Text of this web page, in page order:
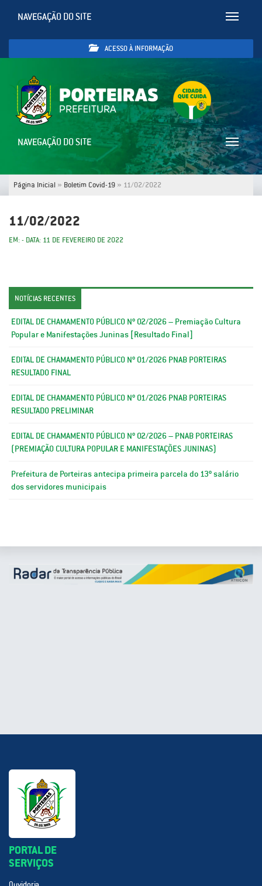
Toggle
NAVEGAÇÃO DO SITE
ACESSO À INFORMAÇÃO
Toggle
NAVEGAÇÃO DO SITE
Página Inicial » Boletim Covid-19 » 11/02/2022
11/02/2022
EM: - DATA: 11 DE FEVEREIRO DE 2022
NOTÍCIAS RECENTES
EDITAL DE CHAMAMENTO PÚBLICO Nº 02/2026 – Premiação Cultura
Popular e Manifestações Juninas [Resultado Final]
EDITAL DE CHAMAMENTO PÚBLICO Nº 01/2026 PNAB PORTEIRAS
RESULTADO FINAL
EDITAL DE CHAMAMENTO PÚBLICO Nº 01/2026 PNAB PORTEIRAS
RESULTADO PRELIMINAR
EDITAL DE CHAMAMENTO PÚBLICO Nº 02/2026 – PNAB PORTEIRAS
(PREMIAÇÃO CULTURA POPULAR E MANIFESTAÇÕES JUNINAS)
Prefeitura de Porteiras antecipa primeira parcela do 13º salário
dos servidores municipais
PORTAL DE
SERVIÇOS